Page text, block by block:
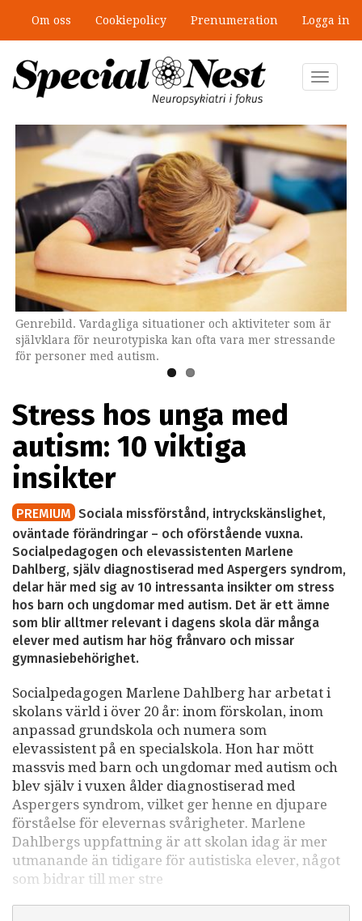
huvudinnehåll
Om oss Cookiepolicy Prenumeration Logga in
Toggle
Genrebild. Vardagliga situationer och aktiviteter som är
självklara för neurotypiska kan ofta vara mer stressande
för personer med autism.
Socialpedagogen Marlene Dahlberg har arbetat i skolans
värld i över 20 år.
Stress hos unga med
autism: 10 viktiga
insikter
PREMIUM Sociala missförstånd, intryckskänslighet,
oväntade förändringar – och oförstående vuxna.
Socialpedagogen och elevassistenten Marlene
Dahlberg, själv diagnostiserad med Aspergers syndrom,
delar här med sig av 10 intressanta insikter om stress
hos barn och ungdomar med autism. Det är ett ämne
som blir alltmer relevant i dagens skola där många
elever med autism har hög frånvaro och missar
gymnasiebehörighet.
Socialpedagogen Marlene Dahlberg har arbetat i
skolans värld i över 20 år: inom förskolan, inom
anpassad grundskola och numera som
elevassistent på en specialskola. Hon har mött
massvis med barn och ungdomar med autism och
blev själv i vuxen ålder diagnostiserad med
Aspergers syndrom, vilket ger henne en djupare
förståelse för elevernas svårigheter. Marlene
Dahlbergs uppfattning är att skolan idag är mer
utmanande än tidigare för autistiska elever, något
som bidrar till mer stre
”Jobbet gick bra – just därför togs
stödet bort”